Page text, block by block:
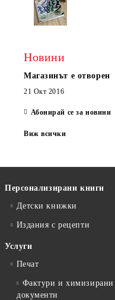
Новини
Магазинът е отворен
21 Окт 2016
Абонирай се за новини
Виж всички
Персонализирани книги
Детски книжки
Издания с рецепти
Услуги
Печат
Фактури и химизирани
документи